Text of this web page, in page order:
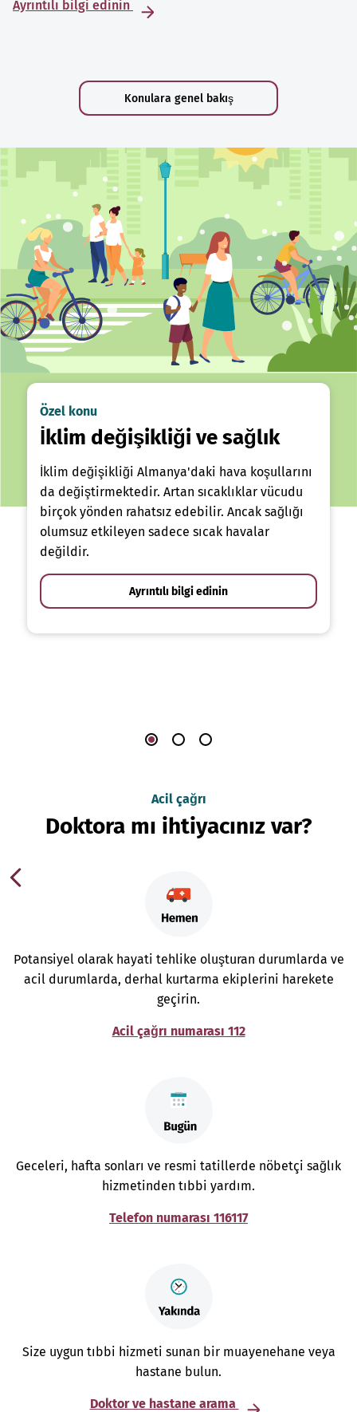
Ayrıntılı bilgi edinin
Konulara genel bakış
Özel konu
İklim değişikliği ve sağlık
İklim değişikliği Almanya'daki hava koşullarını
da değiştirmektedir. Artan sıcaklıklar vücudu
birçok yönden rahatsız edebilir. Ancak sağlığı
olumsuz etkileyen sadece sıcak havalar
değildir.
Ayrıntılı bilgi edinin
Acil çağrı
Doktora mı ihtiyacınız var?
Potansiyel olarak hayati tehlike oluşturan durumlarda ve
acil durumlarda, derhal kurtarma ekiplerini harekete
geçirin.
Acil çağrı numarası 112
Geceleri, hafta sonları ve resmi tatillerde nöbetçi sağlık
hizmetinden tıbbi yardım.
Telefon numarası 116117
Size uygun tıbbi hizmeti sunan bir muayenehane veya
hastane bulun.
Doktor ve hastane arama